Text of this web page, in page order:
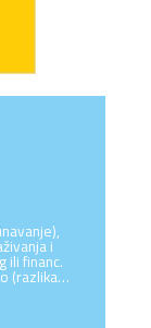
i
ili financ.
(razlika…